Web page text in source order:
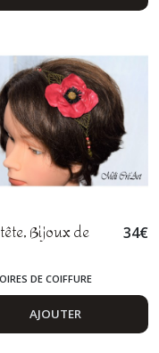
Bijoux de
fleur,
pâte
bronze,
34€
DE COIFFURE
AJOUTER